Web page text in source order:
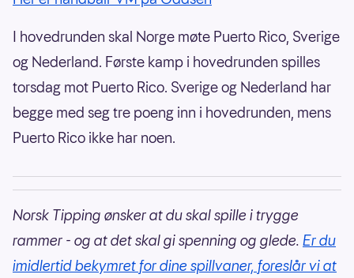
I hovedrunden skal Norge møte Puerto Rico, Sverige
og Nederland. Første kamp i hovedrunden spilles
torsdag mot Puerto Rico. Sverige og Nederland har
begge med seg tre poeng inn i hovedrunden, mens
Puerto Rico ikke har noen.
Norsk Tipping ønsker at du skal spille i trygge
rammer - og at det skal gi spenning og glede. Er du
imidlertid bekymret for dine spillvaner, foreslår vi at